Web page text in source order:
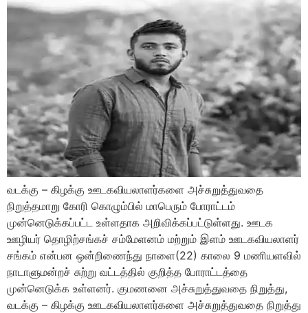
வடக்கு – கிழக்கு ஊடகவியலாளர்களை அச்சுறுத்துவதை
நிறுத்தமாறு கோரி கொழும்பில் மாபெரும் போராட்டம்
முன்னெடுக்கப்பட்ட உள்ளதாக அறிவிக்கப்பட்டுள்ளது. ஊடக
ஊழியர் தொழிற்சங்கச் சம்மேளனம் மற்றும் இளம் ஊடகவியலாளர்
சங்கம் என்பன ஒன்றிணைந்து நாளை(22) காலை 9 மணியளவில்
நாடாளுமன்றச் சுற்று வட்டத்தில் குறித்த போராட்டத்தை
முன்னெடுக்க உள்ளனர். குமணனை அச்சுறுத்துவதை நிறுத்து,
வடக்கு – கிழக்கு ஊடகவியலாளர்களை அச்சுறுத்துவதை நிறுத்து